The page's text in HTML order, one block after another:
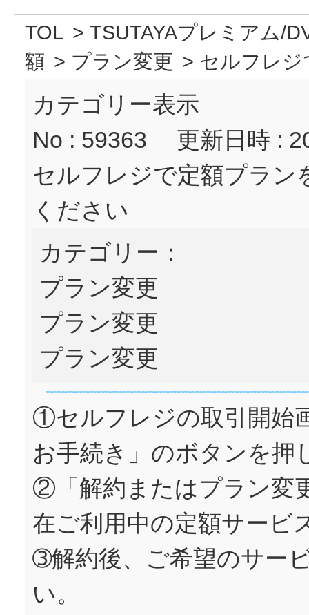
TOL > TSUTAYAプレミアム/
額 > プラン変更 > セルフレジ
カテゴリー表示
No : 59363
更新日時 :
セルフレジで定額プラン
ください
カテゴリー：
プラン変更
プラン変更
プラン変更
①セルフレジの取引開始
お手続き」のボタンを押
②「解約またはプラン変
在ご利用中の定額サービ
➂解約後、ご希望のサー
い。